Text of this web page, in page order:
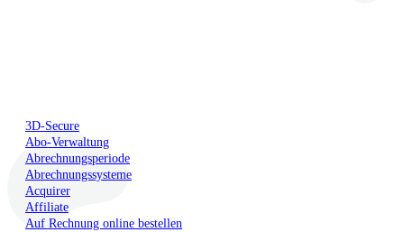
3D-Secure
Abo-Verwaltung
Abrechnungsperiode
Abrechnungssysteme
Acquirer
Affiliate
Auf Rechnung online bestellen